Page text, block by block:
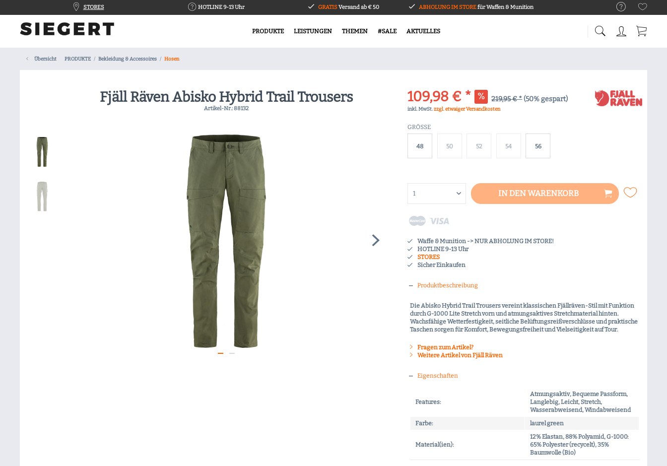
STORES HOTLINE 9-13 Uhr GRATISVersand ab € 50 ABHOLUNG IM STOREfür Waffen & Munition
PRODUKTE LEISTUNGEN THEMEN #SALE AKTUELLES
Übersicht PRODUKTE Bekleidung & Accessoires Hosen
Fjäll Räven Abisko Hybrid Trail Trousers
Artikel-Nr.:88132
109,98 € * 219,95 € *(50% gespart)
inkl. MwSt.zzgl. etwaiger Versandkosten
GRÖSSE
48 50 52 54 56
IN DENWARENKORB
Waffe & Munition -> NUR ABHOLUNG IM STORE!
HOTLINE 9-13 Uhr
STORES
Sicher Einkaufen
Produktbeschreibung
Die Abisko Hybrid Trail Trousers vereint klassischen Fjällräven-Stil mit Funktion
durch G-1000 Lite Stretch vorn und atmungsaktives Stretchmaterial hinten.
Wachsfähige Wetterfestigkeit, seitliche Belüftungsreißverschlüsse und praktische
Taschen sorgen für Komfort, Bewegungsfreiheit und Vielseitigkeit auf Tour.
Fragen zum Artikel?
Weitere Artikel von Fjäll Räven
Eigenschaften
Features:
Atmungsaktiv, Bequeme Passform,
Langlebig, Leicht, Stretch,
Wasserabweisend, Windabweisend
Farbe:
laurel green
Material(ien):
12% Elastan, 88% Polyamid, G-1000:
65% Polyester (recycelt), 35%
Baumwolle (Bio)